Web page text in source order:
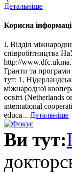
Детальніше
Корисна
І. Відділ
співробітництва
http://
Гранти та
тут: 1.
міжнародної
освіті (Netherlands
international
educa... Детальніше
Ви тут: